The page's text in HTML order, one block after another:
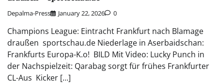
Depalma-Press January 22, 2026 0
Champions League: Eintracht Frankfurt nach Blamage
draußen sportschau.de Niederlage in Aserbaidschan:
Frankfurts Europa-K.o! BILD Mit Video: Lucky Punch in
der Nachspielzeit: Qarabag sorgt für frühes Frankfurter
CL-Aus Kicker […]